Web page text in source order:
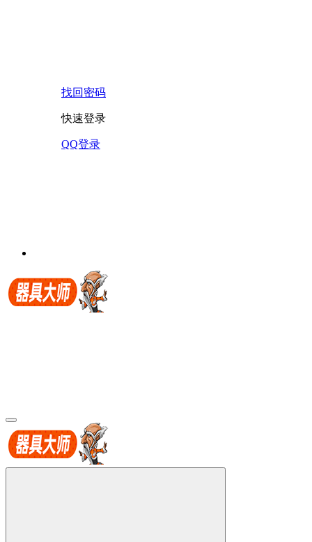
找回密码
快速登录
QQ登录